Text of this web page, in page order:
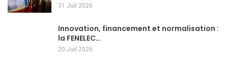
31 Juil 2026
Innovation, financement et normalisation :
la FENELEC…
20 Juil 2026